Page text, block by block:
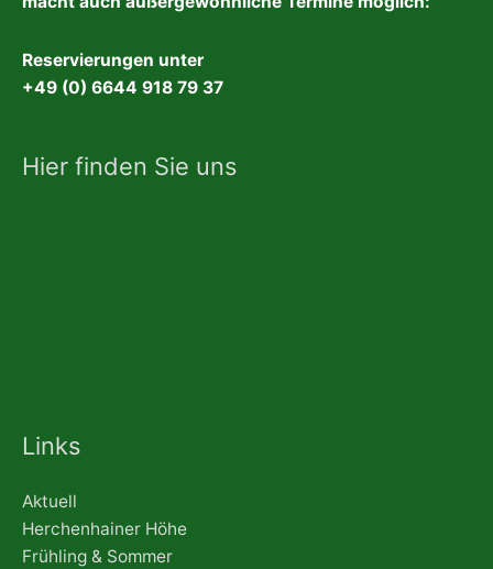
Reservierungen unter
+49 (0) 6644 918 79 37
Hier finden Sie uns
Links
Aktuell
Herchenhainer Höhe
Frühling & Sommer